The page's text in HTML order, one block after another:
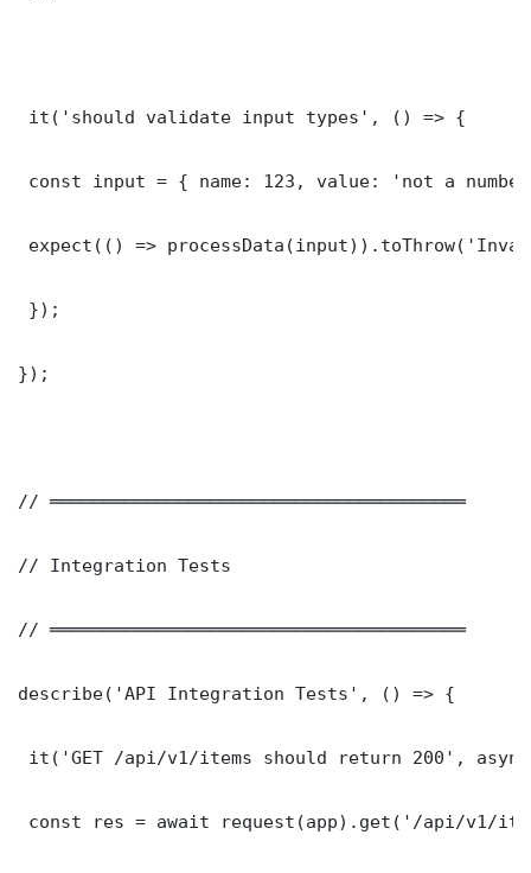
it('should validate input types', () => {
const input = { name: 123, value: 'not a
expect(() =>
});
});
// ═══════════════════════════════════════
// Integration Tests
// ═══════════════════════════════════════
describe('API Integration Tests', () => {
it('GET /api/v1/items should return 200',
const res = await request(app).get('/api/v1/